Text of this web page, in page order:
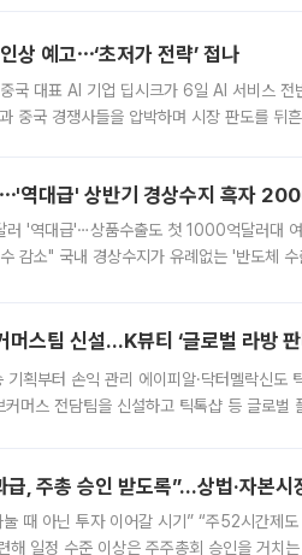
상 예고⋯‘초저가 전략’ 접나
국 대표 AI 기업 딥시크가 6일 AI 서비스 전
중국 경쟁사들을 압박하며 시장 판도를 뒤
역대급' 상반기 경상수지 흑자
'역대급'⋯상품수출도 첫 1000억달러대
감소" 국내 경상수지가 유례없는 '반도체
머스팀 신설…K뷰티 ‘글로벌 라방 판
획부터 손익 관리 에이피알·닥터멜락신도
머스 전담팀을 신설하고 틱톡샵 등 글로벌
급, 주총 승인 받도록”…상법·자본시
때 아닌 투자 이어갈 시기” “주52시간제
해 일정 수준 이상은 주주총회 승인을 거치